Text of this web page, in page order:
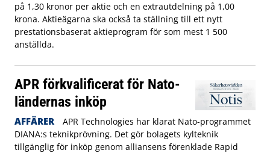
på 1,30 kronor per aktie och en extrautdelning på 1,00
krona. Aktieägarna ska också ta ställning till ett nytt
prestationsbaserat aktieprogram för som mest 1 500
anställda.
APR förkvalificerat för Nato-
ländernas inköp
AFFÄRER
APR Technologies har klarat Nato-programmet
DIANA:s teknikprövning. Det gör bolagets kylteknik
tillgänglig för inköp genom alliansens förenklade Rapid